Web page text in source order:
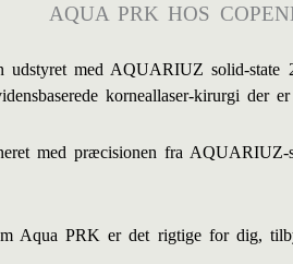
AQUA PRK HOS
udstyret med AQUARIUZ solid-
korneallaser-kirurgi der
med præcisionen fra
Aqua PRK er det rigtige for dig,